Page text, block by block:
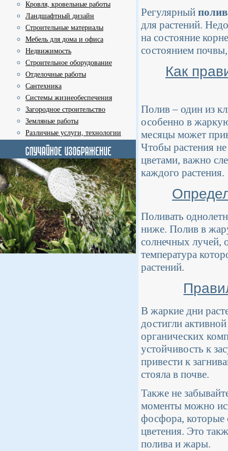
Кровля, кровельные работы
Ландшафтный дизайн
Строительные материалы
Мебель для дома и офиса
Недвижимость
Строительное оборудование
Отделочные работы
Сантехника
Системы жизнеобеспечения
Загородное строительство
Земляные работы
Различные услуги, технологии
Регулярный полив
для растений.
на состояние
состоянием
Как
Полив – один из
особенно в
месяцы может
Чтобы растения
цветами, важно
каждого растения.
Поливать
ниже. Полив в
солнечных лучей,
температура
растений.
В жаркие дни
достигли
органических
устойчивость к
привести к
стояла в почве.
Также не
моменты можно
фосфора, которые
цветения. Это
полива и жары.